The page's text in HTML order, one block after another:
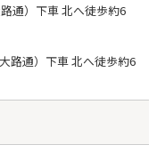
通）下車 北へ徒歩約6
路通）下車 北へ徒歩約6